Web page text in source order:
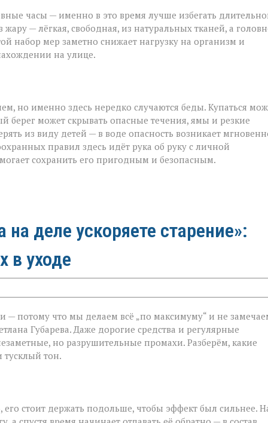
часы — именно в это время лучше избегать
— лёгкая, свободная, из натуральных тканей, а
набор мер заметно снижает нагрузку на организм и
на улице.
но именно здесь нередко случаются беды. Купаться
берег может скрывать опасные течения, ямы и резкие
из виду детей — в воде опасность возникает
правил здесь идёт рука об руку с личной
сохранить его пригодным и безопасным.
деле ускоряете старение»:
в уходе
— потому что мы делаем всё „по максимуму“ и не
Губарева. Даже дорогие средства и регулярные
но разрушительные промахи. Разберём, какие
тон.
стоит держать подольше, чтобы эффект был сильнее.